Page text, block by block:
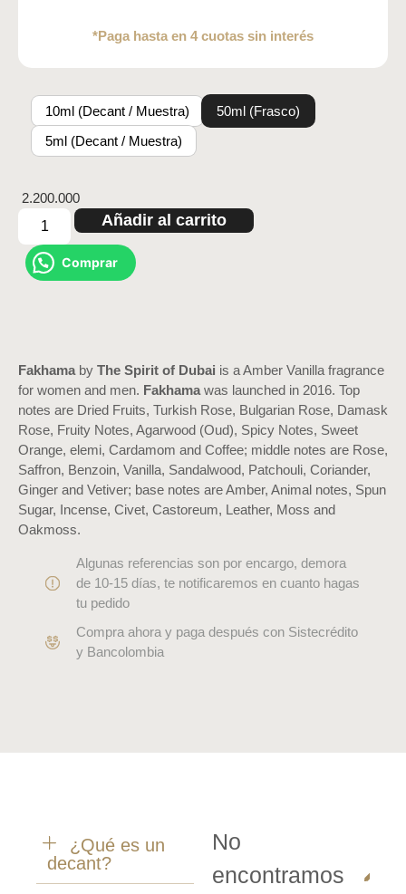
*Paga hasta en 4 cuotas sin interés
10ml (Decant / Muestra)
50ml (Frasco)
5ml (Decant / Muestra)
2.200.000
Añadir al carrito
Comprar
Fakhama by The Spirit of Dubai is a Amber Vanilla fragrance
for women and men. Fakhama was launched in 2016. Top
notes are Dried Fruits, Turkish Rose, Bulgarian Rose, Damask
Rose, Fruity Notes, Agarwood (Oud), Spicy Notes, Sweet
Orange, elemi, Cardamom and Coffee; middle notes are Rose,
Saffron, Benzoin, Vanilla, Sandalwood, Patchouli, Coriander,
Ginger and Vetiver; base notes are Amber, Animal notes, Spun
Sugar, Incense, Civet, Castoreum, Leather, Moss and
Oakmoss.
Algunas referencias son por encargo, demora
de 10-15 días, te notificaremos en cuanto hagas
tu pedido
Compra ahora y paga después con Sistecrédito
y Bancolombia
¿Qué es un
decant?
No
encontramos